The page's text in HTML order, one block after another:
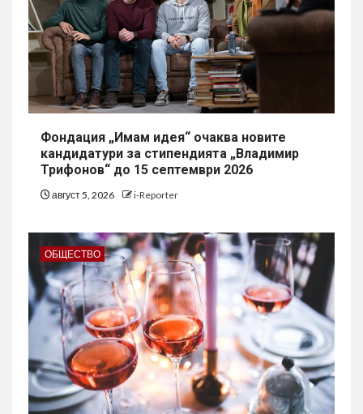
Фондация „Имам идея“ очаква новите
кандидатури за стипендията „Владимир
Трифонов“ до 15 септември 2026
август 5, 2026 i-Reporter
ОБЩЕСТВО